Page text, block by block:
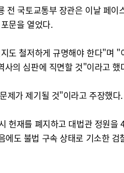
전 국토교통부 장관은 이날 페
문을 열었다.
도 철저하게 규명해야 한다"며
사의 심판에 직면할 것"이라고 했
제가 제기될 것"이라고 주장했다.
헌재를 폐지하고 대법관 정원
도 불법 구속 상태로 기소한